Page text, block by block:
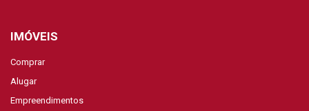
IMÓVEIS
Comprar
Alugar
Empreendimentos